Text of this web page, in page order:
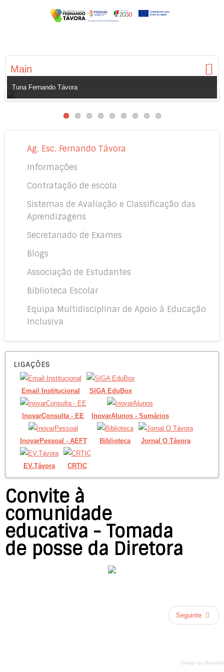
Design by Blue-Ink
Main
Tuna Fernando Távora
Ag. Esc. Fernando Távora
Informações
Contratação de escola
Sistemas de Avaliação e Classificação das
Aprendizagens
Secretariado de Exames
Blogs
Associação de Estudantes
Biblioteca Escolar
Equipa Multidisciplinar de Apoio à Educação
Inclusiva
LIGAÇÕES
Email Institucional SIGA EduBox
InovarConsulta - EE InovarAlunos - Sumários
InovarPessoal - AEFT Biblioteca Jornal O Távora
EV.Távora CRTIC
Convite à
comunidade
educativa - Tomada
de posse da Diretora
Seguinte